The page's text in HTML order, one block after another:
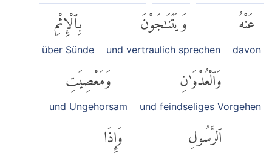
عَنْهُ
davon
وَيَتَنَٰجَوْنَ
und vertraulich sprechen
بِٱلْإِثْمِ
über Sünde
وَٱلْعُدْوَٰنِ
und feindseliges Vorgehen
وَمَعْصِيَتِ
und Ungehorsam
ٱلرَّسُولِ وَإِذَا